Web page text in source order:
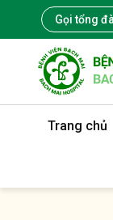
Gọi tổng
Trang chủ